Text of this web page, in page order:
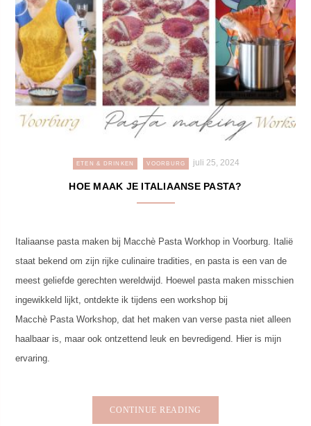
ETEN & DRINKEN VOORBURG juli 25, 2024
HOE MAAK JE ITALIAANSE PASTA?
Italiaanse pasta maken bij Macchè Pasta Workhop in Voorburg. Italië
staat bekend om zijn rijke culinaire tradities, en pasta is een van de
meest geliefde gerechten wereldwijd. Hoewel pasta maken misschien
ingewikkeld lijkt, ontdekte ik tijdens een workshop bij
Macchè Pasta Workshop, dat het maken van verse pasta niet alleen
haalbaar is, maar ook ontzettend leuk en bevredigend. Hier is mijn
ervaring.
CONTINUE READING